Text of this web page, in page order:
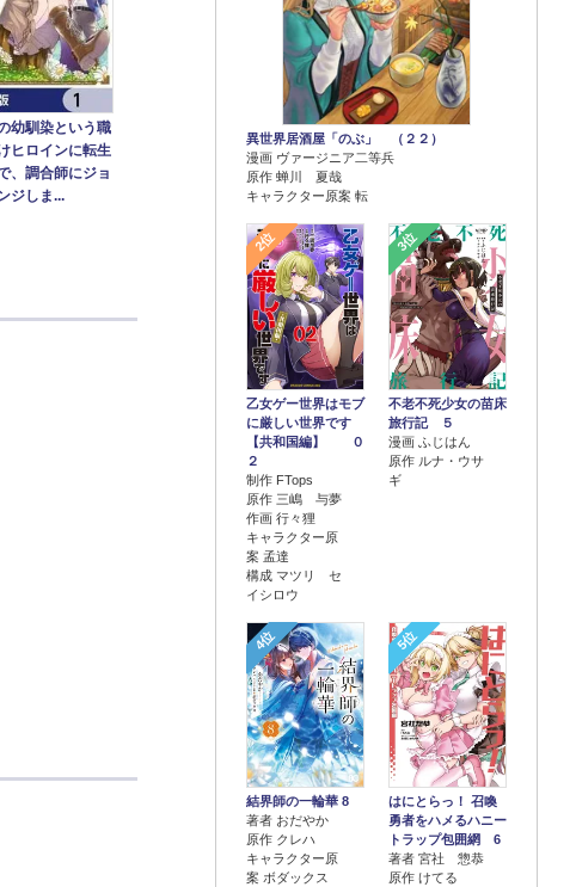
異世界居酒屋「のぶ」 （２２）
漫画 ヴァージニア二等兵
原作 蝉川 夏哉
キャラクター原案 転
2位
乙女ゲー世界はモブ
に厳しい世界です
【共和国編】 ０
２
制作 FTops
原作 三嶋 与夢
作画 行々狸
キャラクター原
案 孟達
構成 マツリ セ
イシロウ
3位
不老不死少女の苗床
旅行記 ５
漫画 ふじはん
原作 ルナ・ウサ
ギ
4位
結界師の一輪華 8
著者 おだやか
原作 クレハ
キャラクター原
案 ボダックス
5位
はにとらっ！ 召喚
勇者をハメるハニー
トラップ包囲網 6
著者 宮社 惣恭
原作 けてる
幼馴染という職
ヒロインに転生
、調合師にジョ
ジしま...